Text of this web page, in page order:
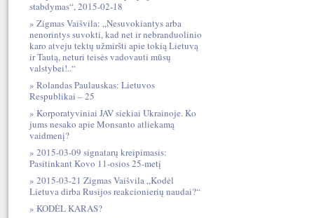
stabdymas“, 2015-02-18
Zigmas Vaišvila: „Nesuvokiantys arba
nenorintys suvokti, kad net ir nebranduolinio
karo atveju tektų užmiršti apie tokią Lietuvą
ir Tautą, neturi teisės vadovauti mūsų
valstybei!..“
Rolandas Paulauskas: Lietuvos
Respublikai – 25
Korporatyviniai JAV siekiai Ukrainoje. Ko
jums nesako apie Monsanto atliekamą
vaidmenį?
2015-03-09 signatarų kreipimasis:
Pasitinkant Kovo 11-osios 25-metį
2015-03-21 Zigmas Vaišvila „Kodėl
Lietuva dirba Rusijos reakcionierių naudai?“
KODĖL KARAS?